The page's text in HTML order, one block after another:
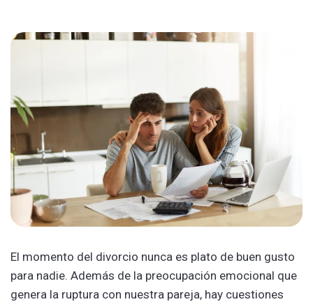
El momento del divorcio nunca es plato de buen gusto
para nadie. Además de la preocupación emocional que
genera la ruptura con nuestra pareja, hay cuestiones